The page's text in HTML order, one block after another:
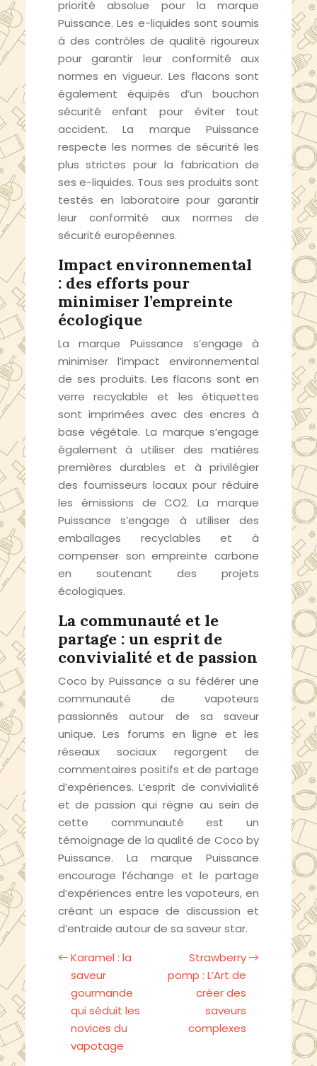
priorité absolue pour la marque
Puissance. Les e-liquides sont soumis
à des contrôles de qualité rigoureux
pour garantir leur conformité aux
normes en vigueur. Les flacons sont
également équipés d’un bouchon
sécurité enfant pour éviter tout
accident. La marque Puissance
respecte les normes de sécurité les
plus strictes pour la fabrication de
ses e-liquides. Tous ses produits sont
testés en laboratoire pour garantir
leur conformité aux normes de
sécurité européennes.
Impact environnemental
: des efforts pour
minimiser l’empreinte
écologique
La marque Puissance s’engage à
minimiser l’impact environnemental
de ses produits. Les flacons sont en
verre recyclable et les étiquettes
sont imprimées avec des encres à
base végétale. La marque s’engage
également à utiliser des matières
premières durables et à privilégier
des fournisseurs locaux pour réduire
les émissions de CO2. La marque
Puissance s’engage à utiliser des
emballages recyclables et à
compenser son empreinte carbone
en soutenant des projets
écologiques.
La communauté et le
partage : un esprit de
convivialité et de passion
Coco by Puissance a su fédérer une
communauté de vapoteurs
passionnés autour de sa saveur
unique. Les forums en ligne et les
réseaux sociaux regorgent de
commentaires positifs et de partage
d’expériences. L’esprit de convivialité
et de passion qui règne au sein de
cette communauté est un
témoignage de la qualité de Coco by
Puissance. La marque Puissance
encourage l’échange et le partage
d’expériences entre les vapoteurs, en
créant un espace de discussion et
d’entraide autour de sa saveur star.
Karamel : la
saveur
gourmande
qui séduit les
novices du
vapotage
Strawberry
pomp : L’Art de
créer des
saveurs
complexes